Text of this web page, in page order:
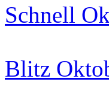
Schnell
Blitz